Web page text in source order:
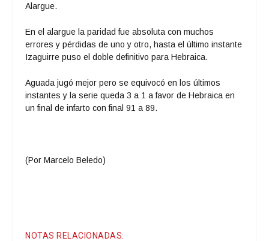
Alargue.
En el alargue la paridad fue absoluta con muchos
errores y pérdidas de uno y otro, hasta el último instante
Izaguirre puso el doble definitivo para Hebraica.
Aguada jugó mejor pero se equivocó en los últimos
instantes y la serie queda 3 a 1 a favor de Hebraica en
un final de infarto con final 91 a 89.
(Por Marcelo Beledo)
NOTAS RELACIONADAS: